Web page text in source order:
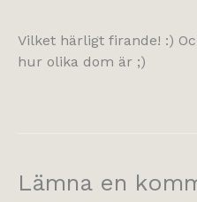
Vilket härligt firande! :)
hur olika dom är ;)
Lämna en